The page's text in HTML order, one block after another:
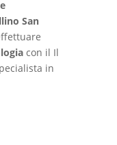
San
con il Il
in